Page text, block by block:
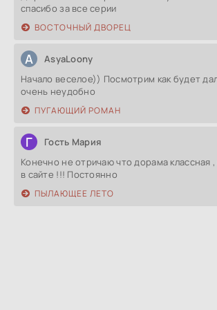
спасибо за все серии
ВОСТОЧНЫЙ ДВОРЕЦ
A AsyaLoony
Начало веселое)) Посмотрим как будет
очень неудобно
ПУГАЮЩИЙ РОМАН
Г Гость Мария
Конечно не отричаю что дорама классная
в сайте !!! Постоянно
ПЫЛАЮЩЕЕ ЛЕТО